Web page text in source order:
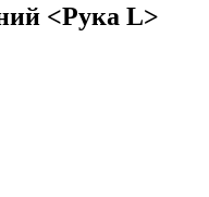
<Рука L>